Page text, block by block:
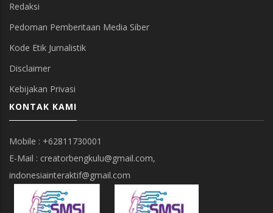
Redaksi
Pedoman Pemberitaan Media Siber
Kode Etik Jurnalistik
Disclaimer
Kebijakan Privasi
KONTAK KAMI
Mobile : +62811730001
E-Mail : creatorbengkulu@gmail.com,
indonesiainteraktif@gmail.com